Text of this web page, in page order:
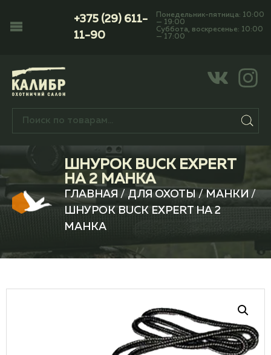
+375 (29) 611-
11-90
Понедельник-пятница: 10:00
— 19:00
Суббота, воскресенье: 10:00
— 17:00
ШНУРОК BUCK EXPERT
НА 2 МАНКА
ГЛАВНАЯ / ДЛЯ ОХОТЫ/МАНКИ /
ШНУРОК BUCK EXPERT НА 2
МАНКА